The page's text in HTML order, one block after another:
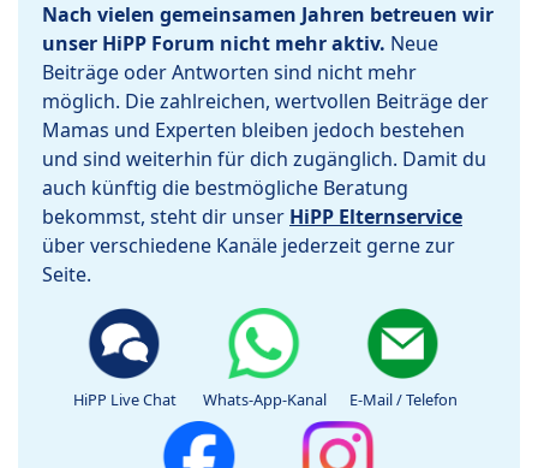
Nach vielen gemeinsamen Jahren betreuen wir
unser HiPP Forum nicht mehr aktiv. Neue
Beiträge oder Antworten sind nicht mehr
möglich. Die zahlreichen, wertvollen Beiträge der
Mamas und Experten bleiben jedoch bestehen
und sind weiterhin für dich zugänglich. Damit du
auch künftig die bestmögliche Beratung
bekommst, steht dir unser HiPP Elternservice
über verschiedene Kanäle jederzeit gerne zur
Seite.
HiPP Live Chat Whats-App-Kanal E-Mail / Telefon